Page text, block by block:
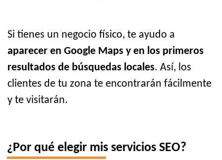
Si tienes un negocio físico, te ayudo a
aparecer en Google Maps y en los primeros
resultados de búsquedas locales. Así, los
clientes de tu zona te encontrarán fácilmente
y te visitarán.
¿Por qué elegir mis servicios SEO?